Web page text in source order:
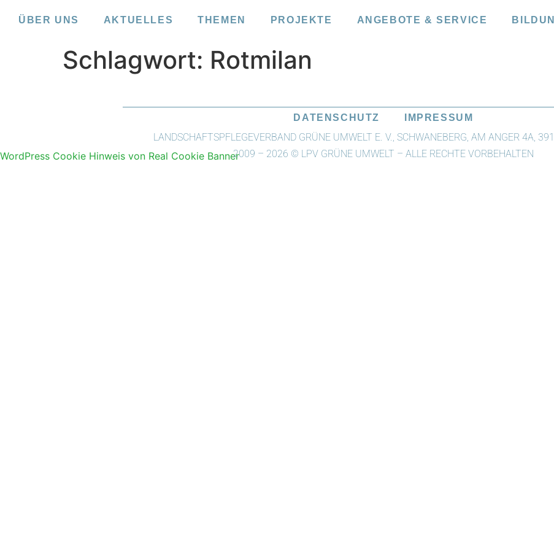
ÜBER UNS AKTUELLES THEMEN PROJEKTE ANGEBOTE & SERVICE
Schlagwort: Rotmilan
DATENSCHUTZ IMPRESSUM
LANDSCHAFTSPFLEGEVERBAND GRÜNE UMWELT E. V., SCHWANEBERG, AM ANGER 4A,
2009 – 2026 © LPV GRÜNE UMWELT – ALLE RECHTE VORBEHALTEN
WordPress Cookie Hinweis von Real Cookie Banner